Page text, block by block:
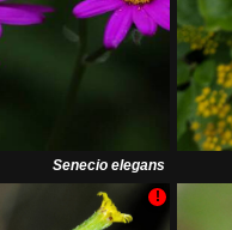
Senecio elegans
!